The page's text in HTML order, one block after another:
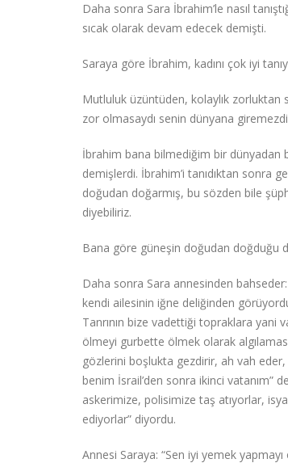
Daha sonra Sara İbrahim’le nasıl
sıcak olarak devam edecek demişti.
Saraya göre İbrahim, kadını çok iyi
Mutluluk üzüntüden, kolaylık zorluktan
zor olmasaydı senin dünyana
İbrahim bana bilmediğim bir dünyadan
demişlerdi. İbrahim’i tanıdıktan sonra
doğudan doğarmış, bu sözden bile
diyebiliriz.
Bana göre güneşin doğudan doğduğu
Daha sonra Sara annesinden bahseder:
kendi ailesinin iğne deliğinden
Tanrının bize vadettiği topraklara yani
ölmeyi gurbette ölmek olarak
gözlerini boşlukta gezdirir, ah vah
benim İsrail’den sonra ikinci vatanım”
askerimize, polisimize taş atıyorlar,
ediyorlar” diyordu.
Annesi Saraya: “Sen iyi yemek